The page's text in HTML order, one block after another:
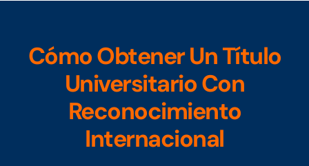
Cómo Obtener Un Título
Universitario Con
Reconocimiento
Internacional